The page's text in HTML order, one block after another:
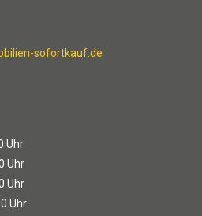
sofortkauf.de
Uhr
Uhr
Uhr
Uhr